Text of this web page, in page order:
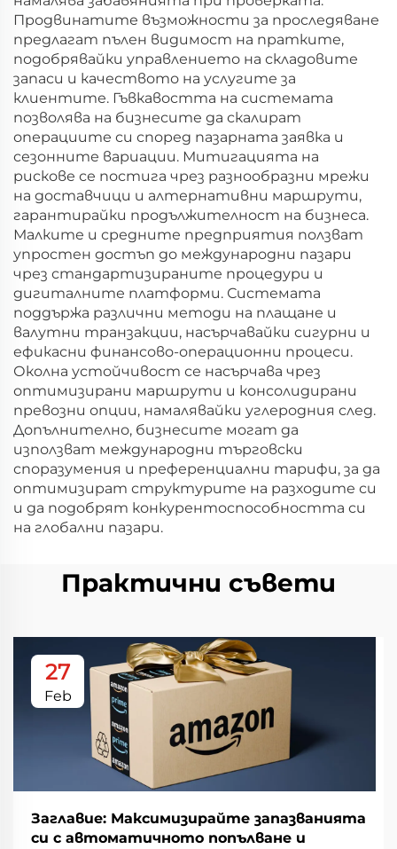
Продвинатите възможности за проследяване
предлагат пълен видимост на пратките,
подобрявайки управлението на складовите
запаси и качеството на услугите за
клиентите. Гъвкавостта на системата
позволява на бизнесите да скалират
операциите си според пазарната заявка и
сезонните вариации. Митигацията на
рискове се постига чрез разнообразни мрежи
на доставчици и алтернативни маршрути,
гарантирайки продължителност на бизнеса.
Малките и средните предприятия ползват
упростен достъп до международни пазари
чрез стандартизираните процедури и
дигиталните платформи. Системата
поддържа различни методи на плащане и
валутни транзакции, насърчавайки сигурни и
ефикасни финансово-операционни процеси.
Околна устойчивост се насърчава чрез
оптимизирани маршрути и консолидирани
превозни опции, намалявайки углеродния след.
Допълнително, бизнесите могат да
използват международни търговски
споразумения и преференциални тарифи, за да
оптимизират структурите на разходите си
и да подобрят конкурентоспособността си
на глобални пазари.
Практични съвети
27
Feb
Заглавие: Максимизирайте запазванията
си с автоматичното попълване и